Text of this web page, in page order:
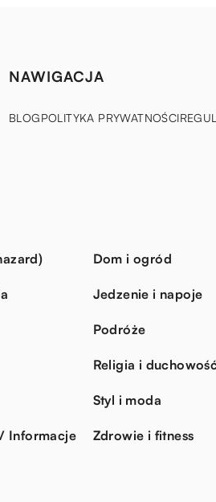
NAWIGACJA
BLOGPOLITYKA PRYWATNOŚCI
Dom i ogród
Jedzenie i napoje
Podróże
Religia i
Styl i moda
Informacje Zdrowie i fitness